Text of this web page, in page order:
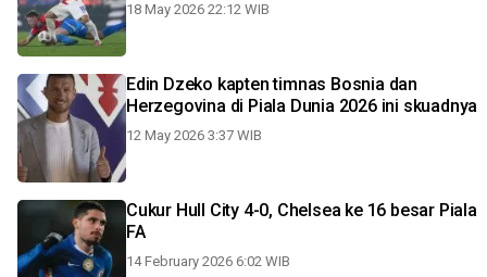
18 May 2026 22:12 WIB
Edin Dzeko kapten timnas Bosnia dan
Herzegovina di Piala Dunia 2026 ini skuadnya
12 May 2026 3:37 WIB
Cukur Hull City 4-0, Chelsea ke 16 besar Piala
FA
14 February 2026 6:02 WIB